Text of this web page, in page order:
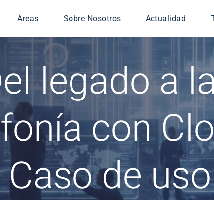
Áreas
Servicios gestionados
Ingeniería TIC
Seguridad
Defensa
Salud Digital
Sobre Nosotros Actualidad
legado a
con
Caso de